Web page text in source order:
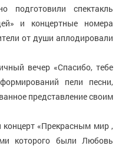
подготовили спектакль
и концертные номера
от души аплодировали
вечер «Спасибо, тебе
пели песни,
представление своим
«Прекрасным мир ,
которого были Любовь